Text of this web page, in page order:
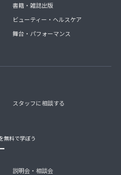
書籍・雑誌出版
ビューティー・ヘルスケア
舞台・パフォーマンス
スタッフに相談する
無料で学ぼう
説明会・相談会